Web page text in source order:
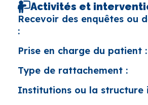
Activités et
Recevoir des enquêtes ou
:
Prise en charge du patient :
Type de rattachement :
Institutions ou la structure